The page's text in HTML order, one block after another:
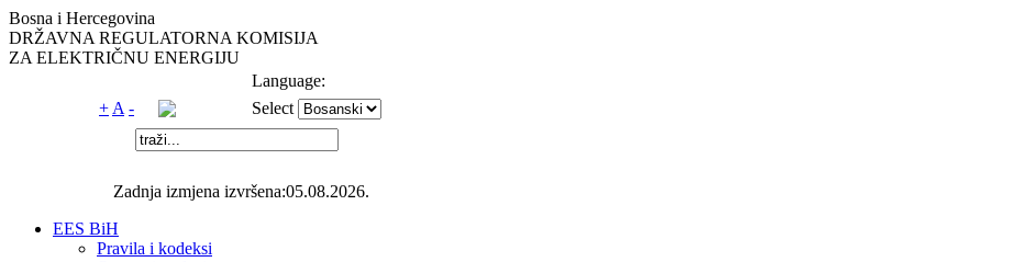
Bosna i Hercegovina
DRŽAVNA REGULATORNA KOMISIJA
ZA ELEKTRIČNU ENERGIJU
Language:
+ A - Select
Zadnja izmjena izvršena:05.08.2026.
EES BiH
Pravila i kodeksi